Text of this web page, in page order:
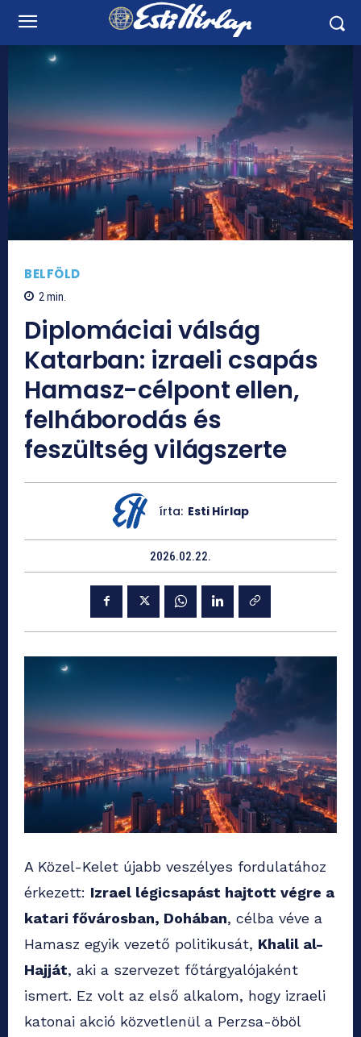
BELFÖLD
2min.
Diplomáciai válság
Katarban: izraeli csapás
Hamasz-célpont ellen,
felháborodás és
feszültség világszerte
írta: Esti Hírlap
2026.02.22.
A Közel-Kelet újabb veszélyes fordulatához
érkezett: Izrael légicsapást hajtott végre a
katari fővárosban, Dohában, célba véve a
Hamasz egyik vezető politikusát, Khalil al-
Hajját, aki a szervezet főtárgyalójaként
ismert. Ez volt az első alkalom, hogy izraeli
katonai akció közvetlenül a Perzsa-öböl